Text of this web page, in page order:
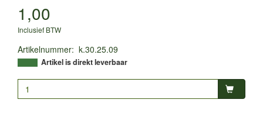
1,00
Inclusief BTW
Artikelnummer: k.30.25.09
Artikel is direkt leverbaar